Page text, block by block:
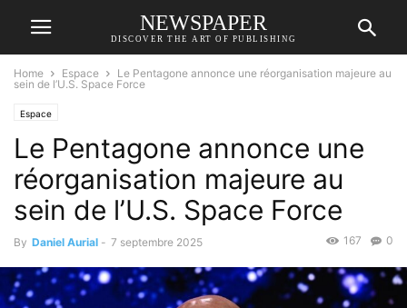
NEWSPAPER
DISCOVER THE ART OF PUBLISHING
Home Espace
Le Pentagone annonce une réorganisation majeure au
sein de l’U.S. Space Force
Espace
Le Pentagone annonce une
réorganisation majeure au
sein de l’U.S. Space Force
By Daniel Aurial - 7 septembre 2025 0
167